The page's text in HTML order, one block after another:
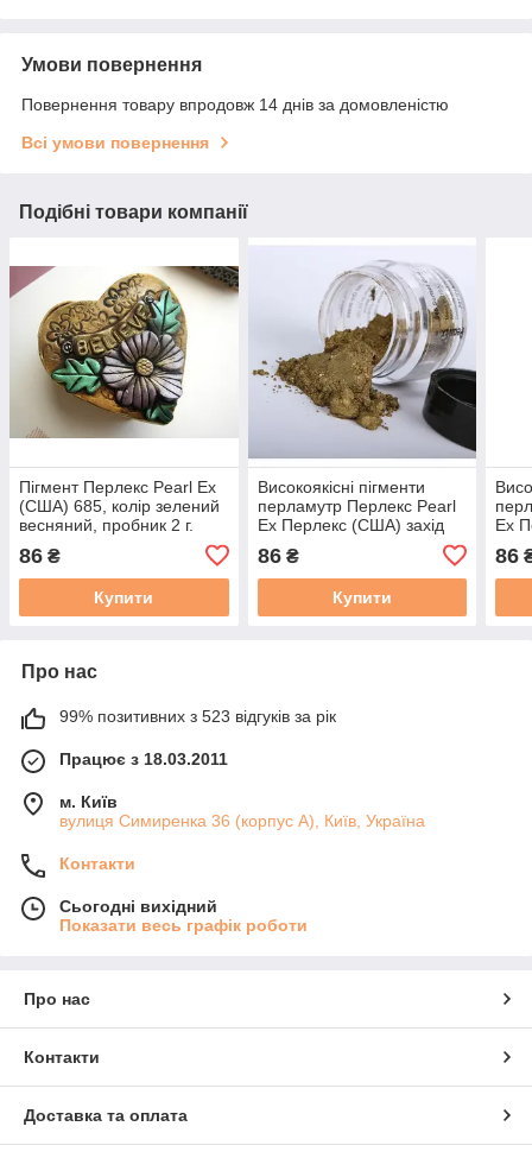
Умови повернення
Повернення товару впродовж 14 днів за домовленістю
Всі умови повернення
Подібні товари компанії
Пігмент Перлекс Pearl Ex
(США) 685, колір зелений
весняний, пробник 2 г.
86 ₴
Купити
Високоякісні пігменти
перламутр Перлекс Pearl
Ex Перлекс (США) захід
86₴
Купити
Ex
86
Про нас
99% позитивних з 523 відгуків за рік
Працює з 18.03.2011
м. Київ
вулиця Симиренка 36 (корпус А), Київ, Україна
Контакти
Сьогодні вихідний
Показати весь графік роботи
Про нас
Контакти
Доставка та оплата